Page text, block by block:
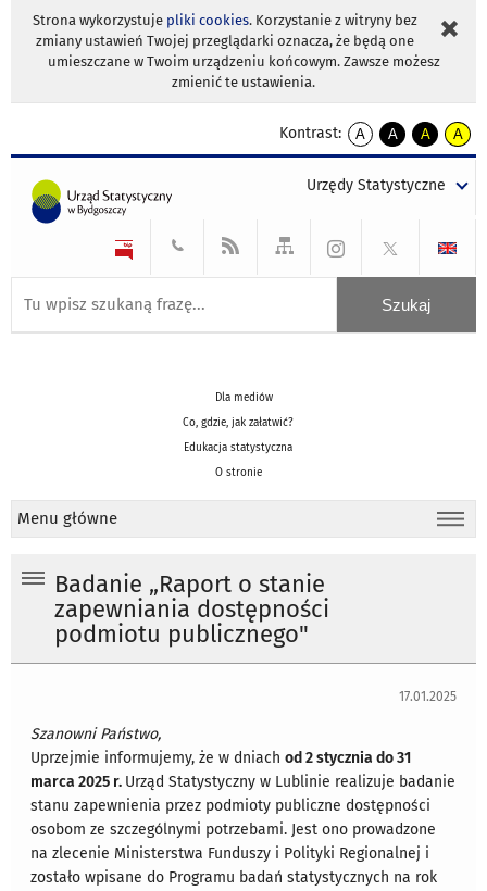
Strona wykorzystuje pliki cookies. Korzystanie z witryny bez
zmiany ustawień Twojej przeglądarki oznacza, że będą one
umieszczane w Twoim urządzeniu końcowym. Zawsze możesz
zmienić te ustawienia.
Kontrast:
A
kontrast
A
kontrast
tekst
czarnym
A
kontrast
tekst
czarnym
A
tekst
żółtym
Urzędy Statystyczne
Dla mediów
Co, gdzie, jak załatwić?
Edukacja statystyczna
O stronie
Menu główne
Badanie „Raport o stanie
zapewniania dostępności
podmiotu publicznego"
17.01.2025
Szanowni Państwo,
Uprzejmie informujemy, że w dniachod 2 stycznia do 31
marca 2025 r. Urząd Statystyczny w Lublinie realizuje badanie
stanu zapewnienia przez podmioty publiczne dostępności
osobom ze szczególnymi potrzebami. Jest ono prowadzone
na zlecenie Ministerstwa Funduszy i Polityki Regionalnej i
zostało wpisane do Programu badań statystycznych na rok